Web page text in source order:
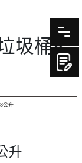
圾桶8
公升
升